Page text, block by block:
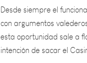
esta oportunidad sale
intención de sacar el